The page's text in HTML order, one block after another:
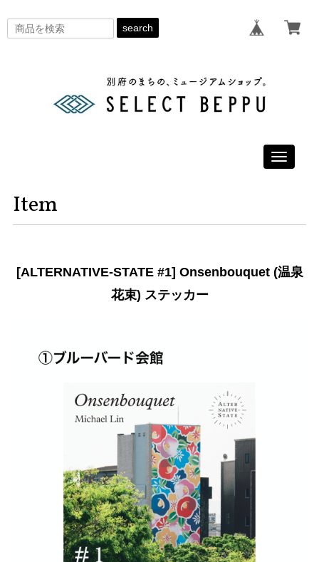
search
Toggle
Item
[ALTERNATIVE-STATE #1] Onsenbouquet (温泉
花束) ステッカー